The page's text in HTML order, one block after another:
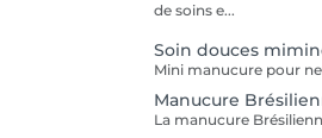
de soins e...
Soin douces
Manucure